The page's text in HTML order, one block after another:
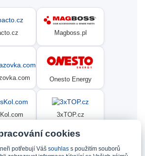
Magboss.pl
Onesto Energy
3xTOP.cz
Ninex.cz
cookies
potřebují Váš souhlass použitím souborů